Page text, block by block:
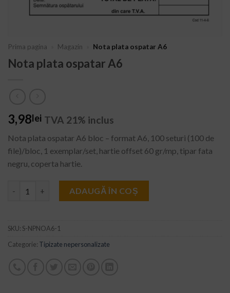
Prima pagina Magazin Nota plata ospatar A6
Nota plata ospatar A6
3,98lei TVA 21% inclus
Nota plata ospatar A6 bloc – format A6, 100 seturi (100 de
file)/bloc, 1 exemplar/set, hartie offset 60 gr/mp, tipar fata
negru, coperta hartie.
Cantitate Nota plata ospatar A6
ADAUGĂ ÎN COȘ
SKU: S-NPNOA6-1
Categorie: Tipizate nepersonalizate